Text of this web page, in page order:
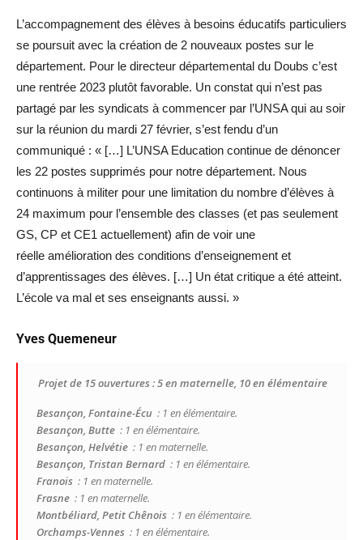
L’accompagnement des élèves à besoins éducatifs particuliers
se poursuit avec la création de 2 nouveaux postes sur le
département. Pour le directeur départemental du Doubs c’est
une rentrée 2023 plutôt favorable. Un constat qui n’est pas
partagé par les syndicats à commencer par l’UNSA qui au soir
sur la réunion du mardi 27 février, s’est fendu d’un
communiqué : « […] L’UNSA Education continue de dénoncer
les 22 postes supprimés pour notre département. Nous
continuons à militer pour une limitation du nombre d’élèves à
24 maximum pour l’ensemble des classes (et pas seulement
GS, CP et CE1 actuellement) afin de voir une
réelle amélioration des conditions d’enseignement et
d’apprentissages des élèves. […] Un état critique a été atteint.
L’école va mal et ses enseignants aussi. »
Yves Quemeneur
Projet de 15 ouvertures : 5 en maternelle, 10 en élémentaire
Besançon, Fontaine-Écu : 1 en élémentaire.
Besançon, Butte : 1 en élémentaire.
Besançon, Helvétie : 1 en maternelle.
Besançon, Tristan Bernard : 1 en élémentaire.
Franois : 1 en maternelle.
Frasne : 1 en maternelle.
Montbéliard, Petit Chênois : 1 en élémentaire.
Orchamps-Vennes : 1 en élémentaire.